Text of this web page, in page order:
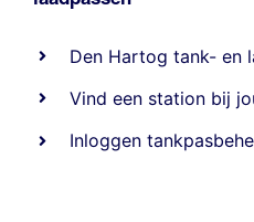
Den Hartog tank- en
Vind een station bij
Inloggen